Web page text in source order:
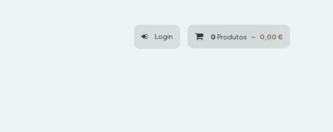
0 Produtos – 0,00 €
Login